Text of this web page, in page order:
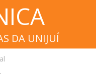
DA UNIJUÍ